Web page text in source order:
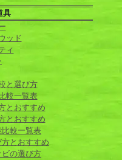
具
ッド
ィ
と選び方
較一覧表
とおすすめ
とおすすめ
較一覧表
とおすすめ
の選び方